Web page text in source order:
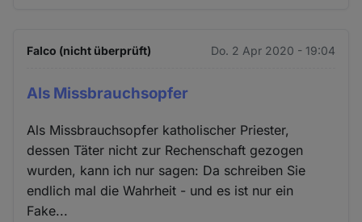
Falco (nicht überprüft) Do. 2 Apr 2020 - 19:04
Als Missbrauchsopfer
Als Missbrauchsopfer katholischer Priester,
dessen Täter nicht zur Rechenschaft gezogen
wurden, kann ich nur sagen: Da schreiben Sie
endlich mal die Wahrheit - und es ist nur ein
Fake...